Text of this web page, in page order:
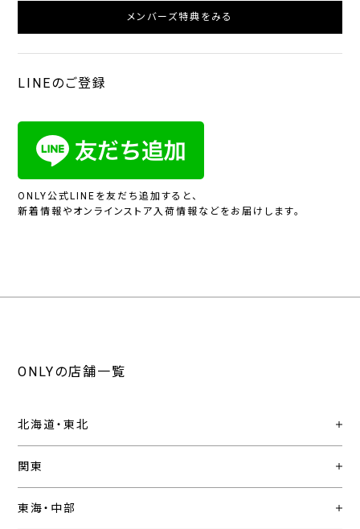
メンバーズ特典をみる
LINEのご登録
ONLY公式LINEを友だち追加すると、
新着情報やオンラインストア入荷情報などをお届けします。
ONLYの店舗一覧
北海道・東北
関東
東海・中部